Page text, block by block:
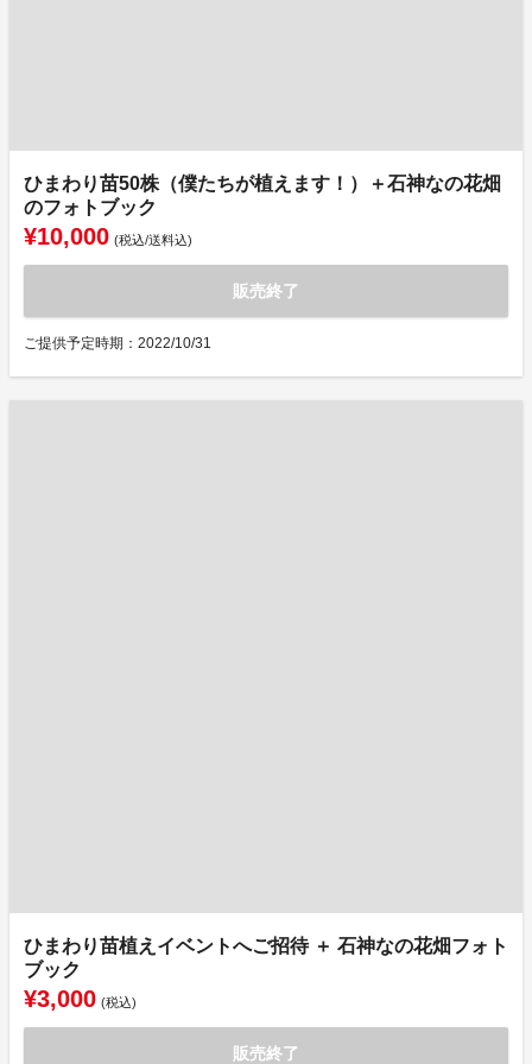
ひまわり苗50株（僕たちが植えます！）＋石神なの花畑
のフォトブック
¥10,000 (税込/送料込)
販売終了
ご提供予定時期：2022/10/31
ひまわり苗植えイベントへご招待 ＋ 石神なの花畑フォト
ブック
¥3,000 (税込)
販売終了